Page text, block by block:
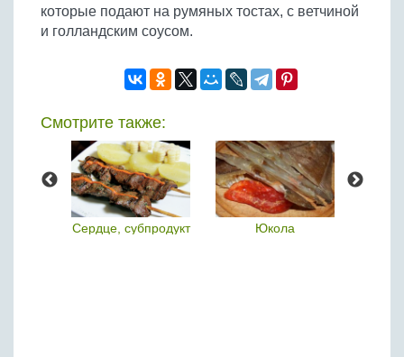
которые подают на румяных тостах, с ветчиной
и голландским соусом.
Смотрите также:
Сердце, субпродукт Юкола